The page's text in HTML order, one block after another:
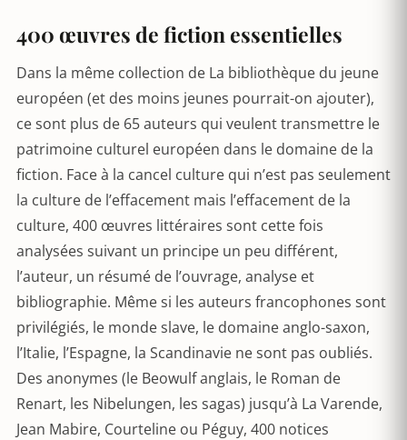
400 œuvres de fiction essentielles
Dans la même collection de La bibliothèque du jeune
européen (et des moins jeunes pourrait-on ajouter),
ce sont plus de 65 auteurs qui veulent transmettre le
patrimoine culturel européen dans le domaine de la
fiction. Face à la cancel culture qui n’est pas seulement
la culture de l’effacement mais l’effacement de la
culture, 400 œuvres littéraires sont cette fois
analysées suivant un principe un peu différent,
l’auteur, un résumé de l’ouvrage, analyse et
bibliographie. Même si les auteurs francophones sont
privilégiés, le monde slave, le domaine anglo-saxon,
l’Italie, l’Espagne, la Scandinavie ne sont pas oubliés.
Des anonymes (le Beowulf anglais, le Roman de
Renart, les Nibelungen, les sagas) jusqu’à La Varende,
Jean Mabire, Courteline ou Péguy, 400 notices